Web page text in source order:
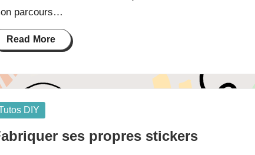
parcours…
Read More
DIY
ses propres stickers